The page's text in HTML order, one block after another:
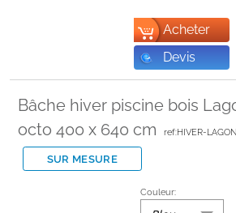
Acheter
Devis
Bâche hiver piscine bois
octo 400 x 640 cm
ref:HIVER-
SUR MESURE
Couleur: